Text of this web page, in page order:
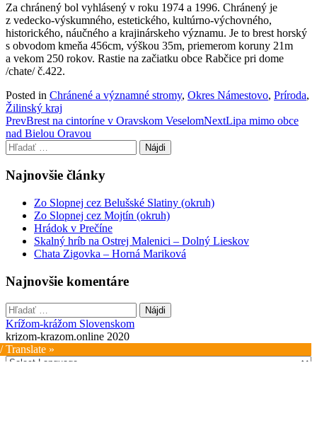
Za chránený bol vyhlásený v roku 1974 a 1996. Chránený je
z vedecko-výskumného, estetického, kultúrno-výchovného,
historického, náučného a krajinárskeho významu. Je to brest horský
s obvodom kmeňa 456cm, výškou 35m, priemerom koruny 21m
a vekom 250 rokov. Rastie na začiatku obce Rabčice pri dome
/chate/ č.422.
Posted in Chránené a významné stromy, Okres Námestovo, Príroda,
Žilinský kraj
Post
navigation
PrevBrest na cintoríne v Oravskom VeselomNextLipa mimo obce
nad Bielou Oravou
Hľadať:
Najnovšie články
Zo Slopnej cez Belušské Slatiny (okruh)
Zo Slopnej cez Mojtín (okruh)
Hrádok v Prečíne
Skalný hríb na Ostrej Malenici – Dolný Lieskov
Chata Zigovka – Horná Mariková
Najnovšie komentáre
Hľadať:
Krížom-krážom Slovenskom
krizom-krazom.online 2020
Translate »